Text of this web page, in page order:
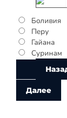
Боливия
Перу
Гайана
Суринам